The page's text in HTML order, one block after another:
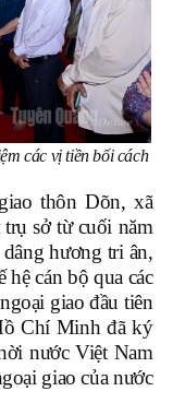
các vị tiền bối cách
thôn Dõn, xã
sở từ cuối năm
hương tri ân,
hệ cán bộ qua các
giao đầu tiên
Chí Minh đã ký
nước Việt Nam
giao của nước